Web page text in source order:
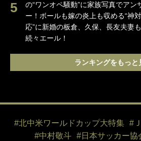
の“ワンオペ騒動”に家族写真でアン
ー！ボールも嫁の炎上も収める“神対
応”に新婚の板倉、久保、長友夫妻も
続々エール！
ランキングをもっと
#北中米ワールドカップ大特集 #
#中村敬斗
#日本サッカー協